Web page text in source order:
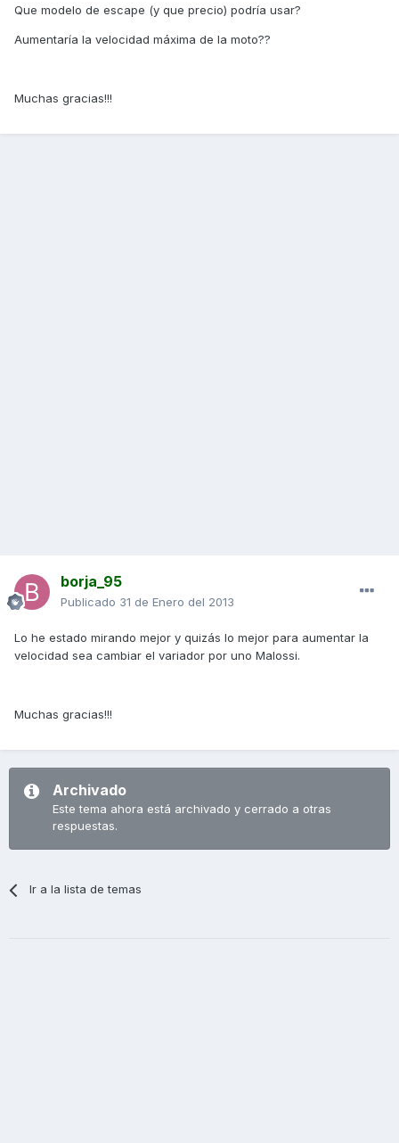
Que modelo de escape (y que precio) podría usar?
Aumentaría la velocidad máxima de la moto??
Muchas gracias!!!
borja_95
Publicado 31 de Enero del 2013
Lo he estado mirando mejor y quizás lo mejor para aumentar la
velocidad sea cambiar el variador por uno Malossi.
Muchas gracias!!!
Archivado
Este tema ahora está archivado y cerrado a otras
respuestas.
Ir a la lista de temas